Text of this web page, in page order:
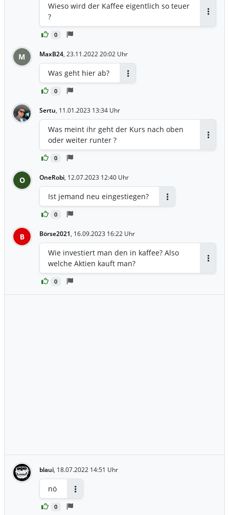
0
Wieso wird der Kaffee eigentlich so teuer
?
M MaxB24, 23.11.2022 20:02 Uhr
0
Was geht hier ab?
Sertu, 11.01.2023 13:34 Uhr
0
Was meint ihr geht der Kurs nach oben
oder weiter runter ?
O OneRobi, 12.07.2023 12:40 Uhr
0
Ist jemand neu eingestiegen?
B Börse2021, 16.09.2023 16:22 Uhr
0
Wie investiert man den in kaffee? Also
welche Aktien kauft man?
blaui, 18.07.2022 14:51 Uhr
0
nö